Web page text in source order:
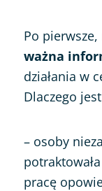
Po pierwsze,
ważna
działania w
Dlaczego
– osoby
pracę